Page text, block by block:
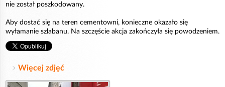
nie został poszkodowany.
Aby dostać się na teren cementowni, konieczne okazało się
wyłamanie szlabanu. Na szczęście akcja zakończyła się powodzeniem.
Więcej zdjęć